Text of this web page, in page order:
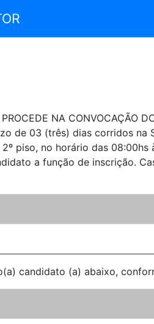
NA CONVOCAÇÃO
de 03 (três) dias corridos na
piso, no horário das 08:00hs
a função de inscrição.
candidato (a) abaixo,